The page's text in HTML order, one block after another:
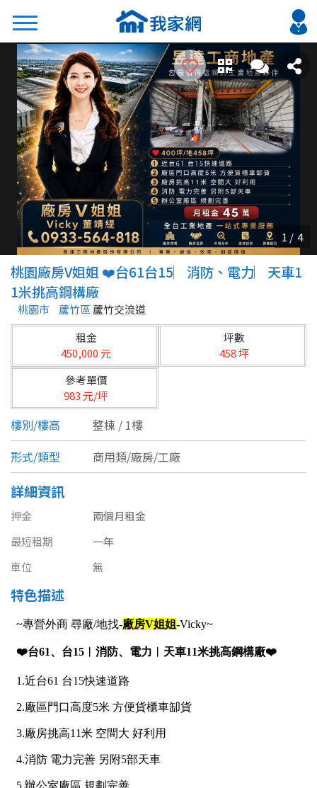
搜尋
熱門關鍵字
2026 台北降價好屋限量釋出
2026 新北降價好屋限量釋出
2026 台中降價好屋限量釋出
2026 台南降價好屋限量釋出
2026 高雄降價好屋限量釋出
縣市
不限
台北市
基隆市
新北市
宜蘭縣
桃園市
新竹市
新竹縣
苗栗縣
台中市
嘉義市
嘉義縣
台南市
區域
類型(可複選)
不拘 公寓 電梯大樓 套房
農舍 辦公
坪數
不拘
20坪以下
20~30 坪
40~50 坪
60~70 坪
桃園廠房V姐姐 ❤️台61台15︳消防、電力︳天車1
1米挑高鋼構廠
桃園市 蘆竹區 蘆竹交流道
租金
450,000 元
坪數
458 坪
參考單價
983 元/坪
樓別/樓高
整棟 / 1樓
形式/類型
商用類/廠房/工廠
詳細資訊
押金
兩個月租金
最短租期
一年
車位
無
特色描述